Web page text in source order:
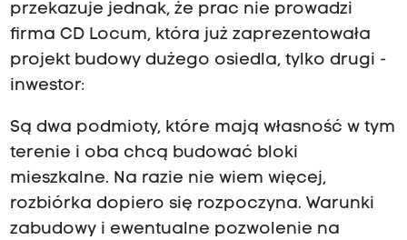
przekazuje jednak, że prac nie prowadzi
firma CD Locum, która już zaprezentowała
projekt budowy dużego osiedla, tylko drugi -
inwestor:
Są dwa podmioty, które mają własność w tym
terenie i oba chcą budować bloki
mieszkalne. Na razie nie wiem więcej,
rozbiórka dopiero się rozpoczyna. Warunki
zabudowy i ewentualne pozwolenie na